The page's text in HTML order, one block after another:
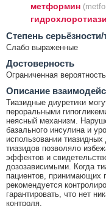
метформин
Cтепень
Слабо выраженные
Достоверность
Ограниченная вероятность
Описание
Тиазидные диуретики
пероральными
неясный механизм.
базального инсулина и
использовании
тиазидов позволяло
эффектов и
дозозависимыми. Когда
пациентов, принимающих
рекомендуется
гарантировать, что нет
контроля.